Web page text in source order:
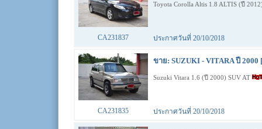
Toyota Corolla Altis 1.8 ALTIS (ปี
CA231837 ประกาศวันที่ 20/10/2018
ขาย: SUZUKI - VITARA ปี 2000
Suzuki Vitara 1.6 (ปี 2000) SUV AT
CA231835 ประกาศวันที่ 20/10/2018